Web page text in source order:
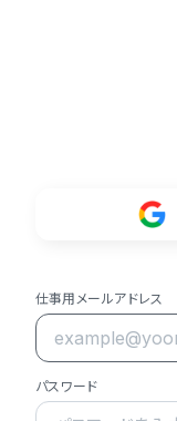
仕事用メールアドレス
パスワード